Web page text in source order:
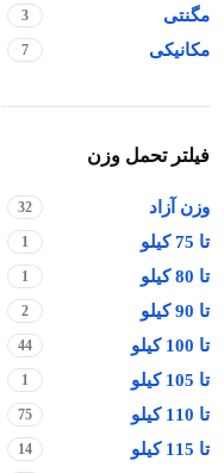
مگنتی 3
مکانیکی 7
فیلتر تحمل وزن
وزن آزاد 32
تا 75 کیلو 1
تا 80 کیلو 1
تا 90 کیلو 2
تا 100 کیلو 44
تا 105 کیلو 1
تا 110 کیلو 75
تا 115 کیلو 14